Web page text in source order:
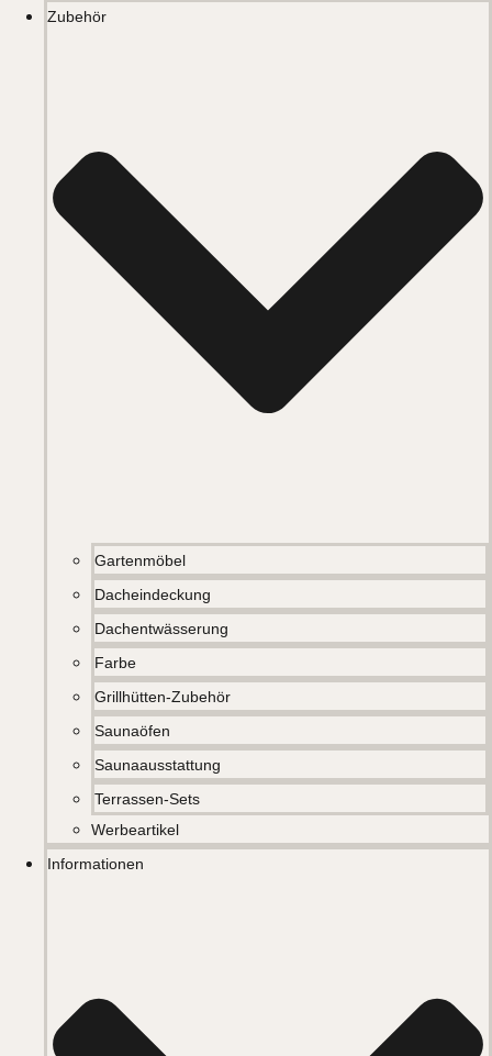
Zubehör
Gartenmöbel
Dacheindeckung
Dachentwässerung
Farbe
Grillhütten-Zubehör
Saunaöfen
Saunaausstattung
Terrassen-Sets
Werbeartikel
Informationen